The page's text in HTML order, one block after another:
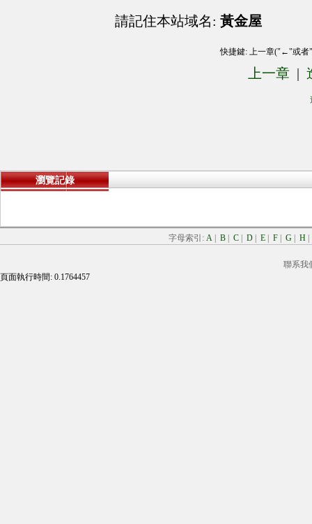
請記住本站域名: 黃金屋
快捷鍵: 上一章("←"或
上一章 |
瀏覽記錄
字母索引: A B C D E F G H
聯系我
頁面執行時間: 0.1764457